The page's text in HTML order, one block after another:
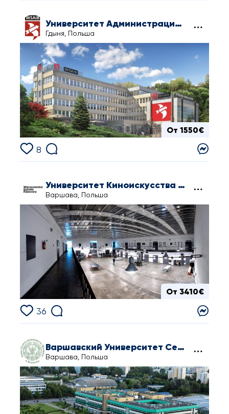
Университет Администрации и Бизнеса в Гдыне
Гдыня, Польша
От 1550€
8
Университет Киноискусства в Варшаве
Варшава, Польша
От 3410€
36
Варшавский Университет Сельского Хозяйства
Варшава, Польша